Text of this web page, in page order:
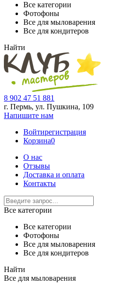
Все категории
Фотофоны
Все для мыловарения
Все для кондитеров
Найти
8 902 47 51 881
г. Пермь, ул. Пушкина, 109
Напишите нам
Войтирегистрация
Корзина0
О нас
Отзывы
Доставка и оплата
Контакты
Все категории
Все категории
Фотофоны
Все для мыловарения
Все для кондитеров
Найти
Все для мыловарения